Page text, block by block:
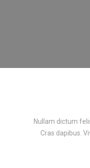
Nullam dictum
Cras dapibus.